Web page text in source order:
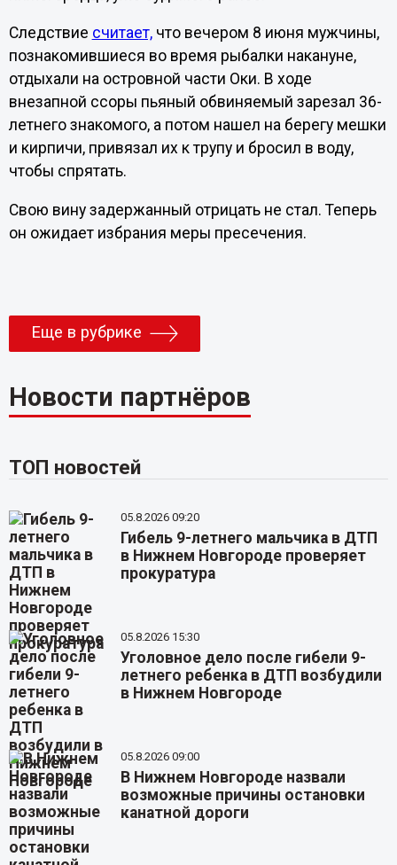
Следствие считает,что вечером 8 июня мужчины,
познакомившиеся во время рыбалки накануне,
отдыхали на островной части Оки. В ходе
внезапной ссоры пьяный обвиняемый зарезал 36-
летнего знакомого, а потом нашел на берегу мешки
и кирпичи, привязал их к трупу и бросил в воду,
чтобы спрятать.
Свою вину задержанный отрицать не стал. Теперь
он ожидает избрания меры пресечения.
Еще в рубрике
Новости партнёров
ТОП новостей
05.8.2026 09:20
Гибель 9-летнего мальчика в ДТП
в Нижнем Новгороде проверяет
прокуратура
05.8.2026 15:30
Уголовное дело после гибели 9-
летнего ребенка в ДТП возбудили
в Нижнем Новгороде
05.8.2026 09:00
В Нижнем Новгороде назвали
возможные причины остановки
канатной дороги